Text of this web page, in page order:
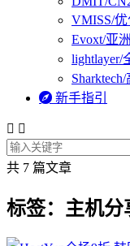
VMISS/
Evoxt/亚
lightlayer/
 新手指引
 
共 7 篇文章
标签：主机分